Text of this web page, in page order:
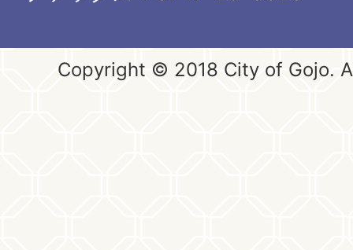
Copyright © 2018 City of Gojo.